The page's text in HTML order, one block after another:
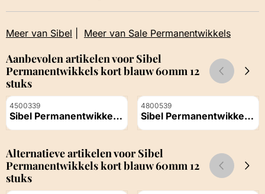
Meer van Sibel Meer van Sale Permanentwikkels
Aanbevolen artikelen voorSibel
Permanentwikkels kort blauw 60mm 12
stuks
Artikelnummer
4500339
Sibel Permanentwikkel
Ø6 mm Groen-wit 12
Prijs niet zichtbaar
Artikelnummer
4800539
Sibel Permanentwikkels
lang geel 80mm 12 stuks
Prijs niet zichtbaar
Alternatieve artikelen voorSibel
Permanentwikkels kort blauw 60mm 12
stuks